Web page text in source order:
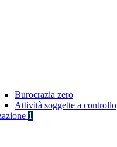
Burocrazia zero
Attività soggette a controllo
1